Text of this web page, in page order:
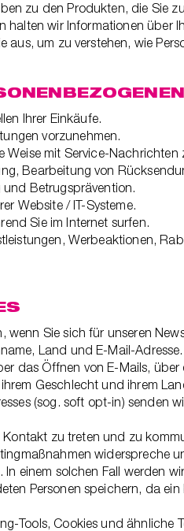
zu den Produkten, die Sie
halten wir Informationen
aus, um zu verstehen, wie
Ihrer Einkäufe.
vorzunehmen.
mit Service-Nachrichten
Bearbeitung von
Betrugsprävention.
Website / IT-Systeme.
Sie im Internet surfen.
Werbeaktionen,
wenn Sie sich für unseren
Land und E-Mail-
das Öffnen von E-Mails,
Geschlecht und ihrem
(sog. soft opt-in) senden
zu treten und zu
widerspreche
einem solchen Fall werden
Personen speichern, da
Tools, Cookies und